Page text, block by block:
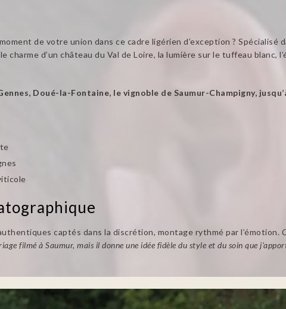
de votre union dans ce cadre ligérien d’exception ? Spécialisé
charme d’un château du Val de Loire, la lumière sur le tuffeau blanc,
Doué-la-Fontaine, le vignoble de Saumur-Champigny,
captés dans la discrétion, montage rythmé par l’émotion.
filmé à Saumur, mais il donne une idée fidèle du style et du soin que